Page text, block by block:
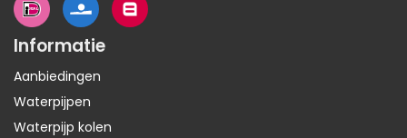
Informatie
Aanbiedingen
Waterpijpen
Waterpijp kolen